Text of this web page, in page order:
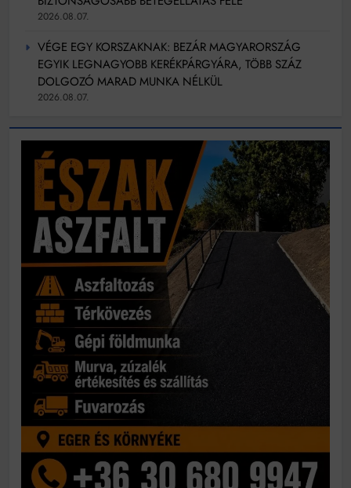
2026.08.07.
VÉGE EGY KORSZAKNAK: BEZÁR MAGYARORSZÁG
EGYIK LEGNAGYOBB KERÉKPÁRGYÁRA, TÖBB SZÁZ
DOLGOZÓ MARAD MUNKA NÉLKÜL
2026.08.07.